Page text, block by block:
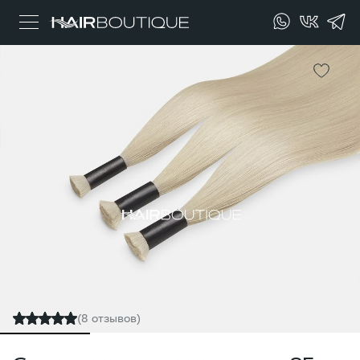
(8 отзывов)